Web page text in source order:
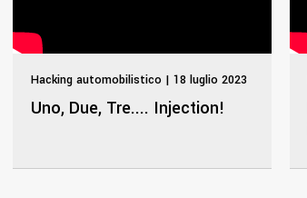
Hacking automobilistico | 18 luglio 2023
Uno, Due, Tre.... Injection!